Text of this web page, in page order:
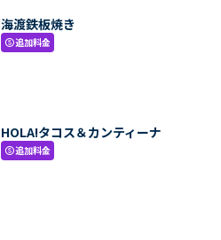
海渡鉄板焼き
paid追加料金
HOLA!タコス＆カンティーナ
paid追加料金